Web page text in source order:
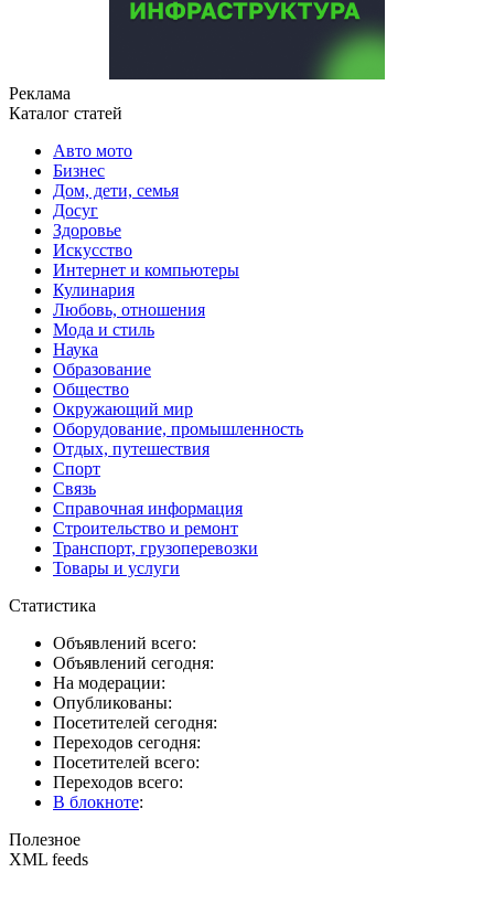
Реклама
Каталог статей
Авто мото
Бизнес
Дом, дети, семья
Досуг
Здоровье
Искусство
Интернет и компьютеры
Кулинария
Любовь, отношения
Мода и стиль
Наука
Образование
Общество
Окружающий мир
Оборудование, промышленность
Отдых, путешествия
Спорт
Связь
Справочная информация
Строительство и ремонт
Транспорт, грузоперевозки
Товары и услуги
Статистика
Объявлений всего:
Объявлений сегодня:
На модерации:
Опубликованы:
Посетителей сегодня:
Переходов сегодня:
Посетителей всего:
Переходов всего:
В блокноте:
Полезное
XML feeds